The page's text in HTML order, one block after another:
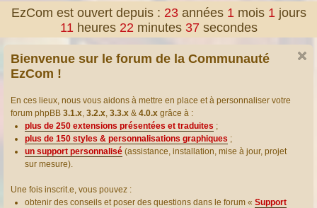
ch
er
EzCom est ouvert depuis : 23 années1 mois1 jours
11 heures22 minutes38 secondes
Bienvenue sur le forum de la Communauté
EzCom !
En ces lieux, nous vous aidons à mettre en place et à personnaliser votre
forum phpBB 3.1.x, 3.2.x, 3.3.x & 4.0.x grâce à :
plus de 250 extensions présentées et traduites ;
plus de 150 styles & personnalisations graphiques ;
un support personnalisé (assistance, installation, mise à jour, projet
sur mesure).
Une fois inscrit.e, vous pouvez :
obtenir des conseils et poser des questions dans le forum « Support